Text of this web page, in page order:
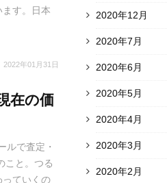
す。日本
2022年01月31日
在の価
ルで査定・
こと。つる
っていくの
2020年12月
2020年7月
2020年6月
2020年5月
2020年4月
2020年3月
2020年2月